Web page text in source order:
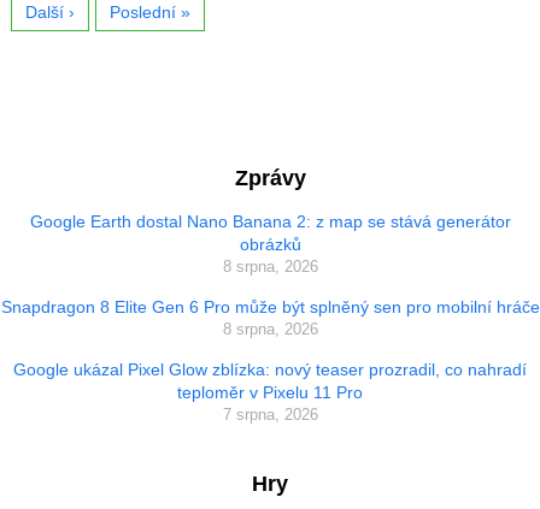
Další › Poslední »
Zprávy
Google Earth dostal Nano Banana 2: z map se stává generátor
obrázků
8 srpna, 2026
Snapdragon 8 Elite Gen 6 Pro může být splněný sen pro mobilní hráče
8 srpna, 2026
Google ukázal Pixel Glow zblízka: nový teaser prozradil, co nahradí
teploměr v Pixelu 11 Pro
7 srpna, 2026
Hry